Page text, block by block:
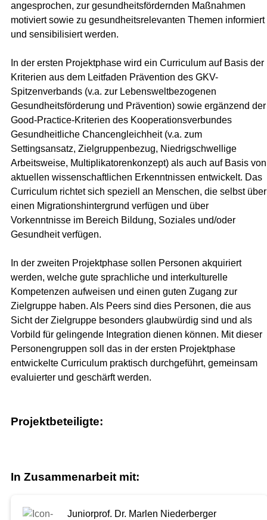
angesprochen, zur gesundheitsfördernden Maßnahmen
motiviert sowie zu gesundheitsrelevanten Themen informiert
und sensibilisiert werden.
In der ersten Projektphase wird ein Curriculum auf Basis der
Kriterien aus dem Leitfaden Prävention des GKV-
Spitzenverbands (v.a. zur Lebensweltbezogenen
Gesundheitsförderung und Prävention) sowie ergänzend der
Good-Practice-Kriterien des Kooperationsverbundes
Gesundheitliche Chancengleichheit (v.a. zum
Settingsansatz, Zielgruppenbezug, Niedrigschwellige
Arbeitsweise, Multiplikatorenkonzept) als auch auf Basis von
aktuellen wissenschaftlichen Erkenntnissen entwickelt. Das
Curriculum richtet sich speziell an Menschen, die selbst über
einen Migrationshintergrund verfügen und über
Vorkenntnisse im Bereich Bildung, Soziales und/oder
Gesundheit verfügen.
In der zweiten Projektphase sollen Personen akquiriert
werden, welche gute sprachliche und interkulturelle
Kompetenzen aufweisen und einen guten Zugang zur
Zielgruppe haben. Als Peers sind dies Personen, die aus
Sicht der Zielgruppe besonders glaubwürdig sind und als
Vorbild für gelingende Integration dienen können. Mit dieser
Personengruppen soll das in der ersten Projektphase
entwickelte Curriculum praktisch durchgeführt, gemeinsam
evaluierter und geschärft werden.
Projektbeteiligte:
In Zusammenarbeit mit:
Juniorprof. Dr. Marlen Niederberger